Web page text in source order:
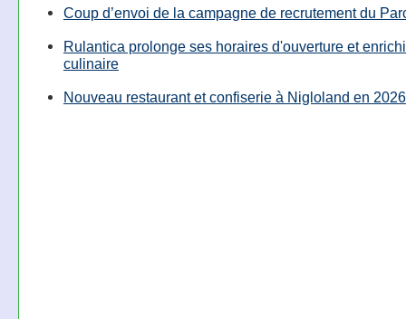
Coup d’envoi de la campagne de recrutement du
Rulantica prolonge ses horaires d'ouverture et
culinaire
Nouveau restaurant et confiserie à Nigloland en 2026